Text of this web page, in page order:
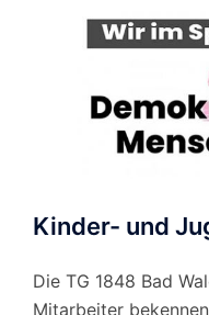
Kinder- und
Die TG 1848 Bad
Mitarbeiter